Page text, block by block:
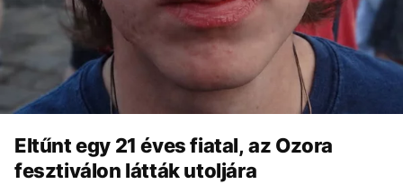
Eltűnt egy 21 éves fiatal, az Ozora
fesztiválon látták utoljára